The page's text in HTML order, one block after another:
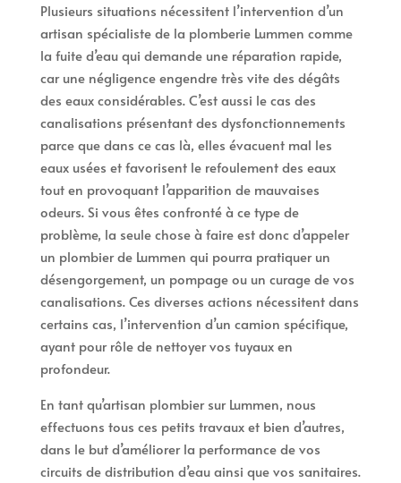
Plusieurs situations nécessitent l’intervention d’un
artisan spécialiste de la plomberie Lummen comme
la fuite d’eau qui demande une réparation rapide,
car une négligence engendre très vite des dégâts
des eaux considérables. C’est aussi le cas des
canalisations présentant des dysfonctionnements
parce que dans ce cas là, elles évacuent mal les
eaux usées et favorisent le refoulement des eaux
tout en provoquant l’apparition de mauvaises
odeurs. Si vous êtes confronté à ce type de
problème, la seule chose à faire est donc d’appeler
un plombier de Lummen qui pourra pratiquer un
désengorgement, un pompage ou un curage de vos
canalisations. Ces diverses actions nécessitent dans
certains cas, l’intervention d’un camion spécifique,
ayant pour rôle de nettoyer vos tuyaux en
profondeur.
En tant qu’artisan plombier sur Lummen, nous
effectuons tous ces petits travaux et bien d’autres,
dans le but d’améliorer la performance de vos
circuits de distribution d’eau ainsi que vos sanitaires.